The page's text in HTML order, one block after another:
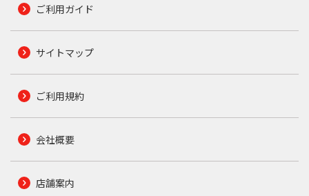
ご利用ガイド
サイトマップ
ご利用規約
会社概要
店舗案内